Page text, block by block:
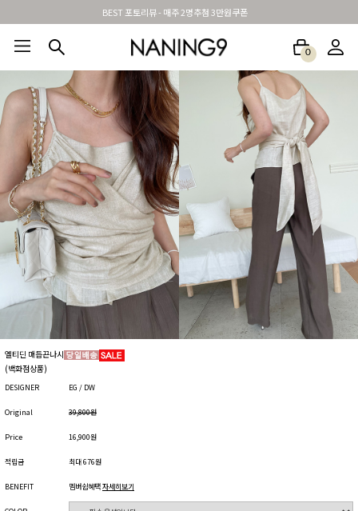
BEST 포토리뷰 - 매주 2명추첨 3만원쿠폰
0
BEST100🤍 베스트재진행 아울렛 하객&모임룩
엘티딘 매듭끈나시
(백화점상품)
DESIGNER EG / DW
Original 39,800원
Price 16,900원
적립금 최대 676원
BENEFIT 멤버쉽혜택자세히보기